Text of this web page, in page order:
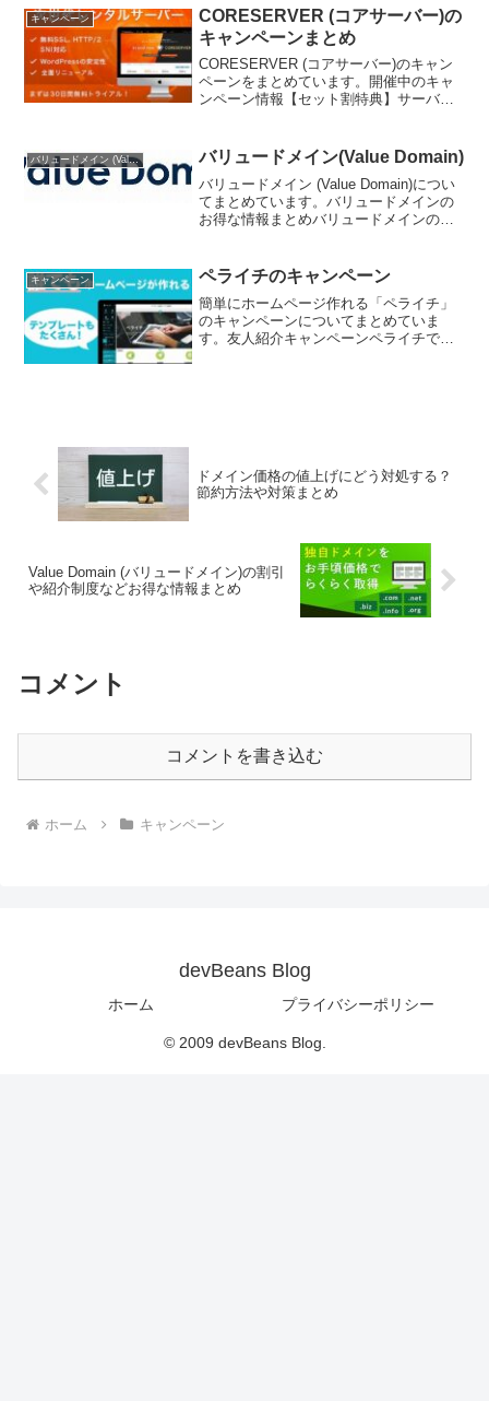
取得割引を開催中です。新規ユーザー
様...
キャンペーン
CORESERVER (コアサーバー)の
キャンペーンまとめ
CORESERVER (コアサーバー)のキャン
ペーンをまとめています。開催中のキャ
ンペーン情報【セット割特典】サーバー
ット割特典を開催中です。ドメイン購入
後に表示...
バリュードメイン (Value Domain) バリュードメイン(Value Domain)
バリュードメイン (Value Domain)につい
てまとめています。バリュードメインの
お得な情報まとめバリュードメインのお
ェックしてみてください。お得意様割引
バリュー...
キャンペーン ペライチのキャンペーン
簡単にホームページ作れる「ペライチ」
のキャンペーンについてまとめていま
す。友人紹介キャンペーンペライチで
ドメイン価格の値上げにどう対処する？
節約方法や対策まとめ
Value Domain (バリュードメイン)の割引
や紹介制度などお得な情報まとめ
コメント
コメントを書き込む
ホーム キャンペーン
devBeans Blog
ホーム プライバシーポリシー
© 2009 devBeans Blog.